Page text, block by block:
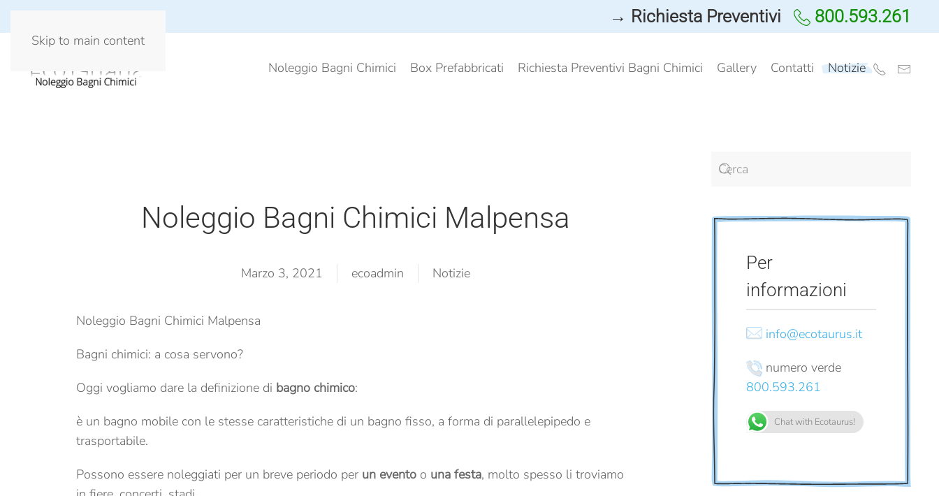
Skip to main content
→ Richiesta Preventivi 800.593.261
Noleggio Bagni Chimici Box Prefabbricati Richiesta Preventivi Bagni Chimici Gallery Contatti Notizie
Noleggio Bagni Chimici Malpensa
Marzo 3, 2021 ecoadmin Notizie
Noleggio Bagni Chimici Malpensa
Bagni chimici: a cosa servono?
Oggi vogliamo dare la definizione di bagno chimico:
è un bagno mobile con le stesse caratteristiche di un bagno fisso, a forma di parallelepipedo e
trasportabile.
Possono essere noleggiati per un breve periodo per un evento o una festa, molto spesso li troviamo
Per
informazioni
info@ecotaurus.it
numero verde
800.593.261
Chat with Ecotaurus!